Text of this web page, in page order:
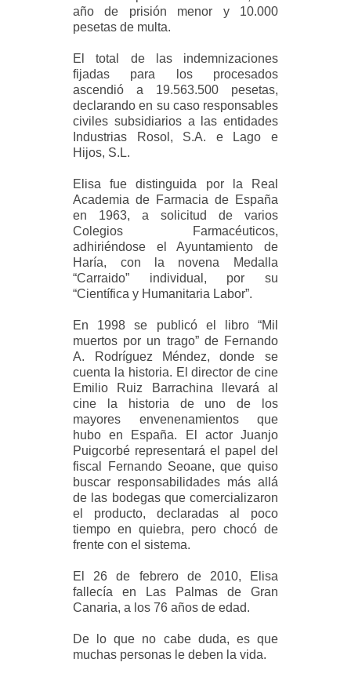
año de prisión menor y 10.000
pesetas de multa.
El total de las indemnizaciones
fijadas para los procesados
ascendió a 19.563.500 pesetas,
declarando en su caso responsables
civiles subsidiarios a las entidades
Industrias Rosol, S.A. e Lago e
Hijos, S.L.
Elisa fue distinguida por la Real
Academia de Farmacia de España
en 1963, a solicitud de varios
Colegios Farmacéuticos,
adhiriéndose el Ayuntamiento de
Haría, con la novena Medalla
“Carraido” individual, por su
“Científica y Humanitaria Labor”.
En 1998 se publicó el libro “Mil
muertos por un trago” de Fernando
A. Rodríguez Méndez, donde se
cuenta la historia. El director de cine
Emilio Ruiz Barrachina llevará al
cine la historia de uno de los
mayores envenenamientos que
hubo en España. El actor Juanjo
Puigcorbé representará el papel del
fiscal Fernando Seoane, que quiso
buscar responsabilidades más allá
de las bodegas que comercializaron
el producto, declaradas al poco
tiempo en quiebra, pero chocó de
frente con el sistema.
El 26 de febrero de 2010, Elisa
fallecía en Las Palmas de Gran
Canaria, a los 76 años de edad.
De lo que no cabe duda, es que
muchas personas le deben la vida.